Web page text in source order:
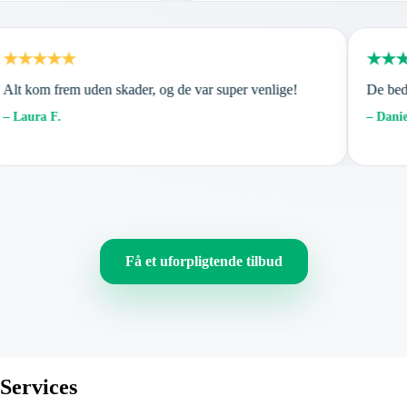
kom frem uden skader, og de var super venlige!
F.
De
– Daniel
Få et uforpligtende tilbud
Services